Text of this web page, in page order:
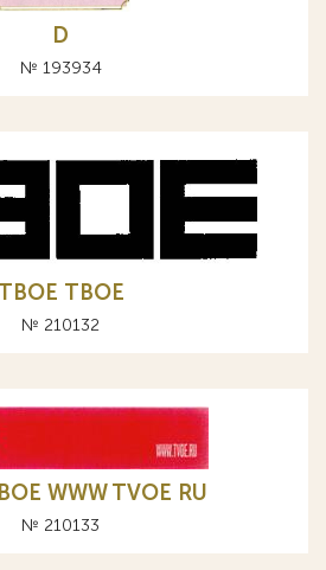
D
№ 193934
TBOE ТВОЕ
№ 210132
WWW TVOE RU
№ 210133